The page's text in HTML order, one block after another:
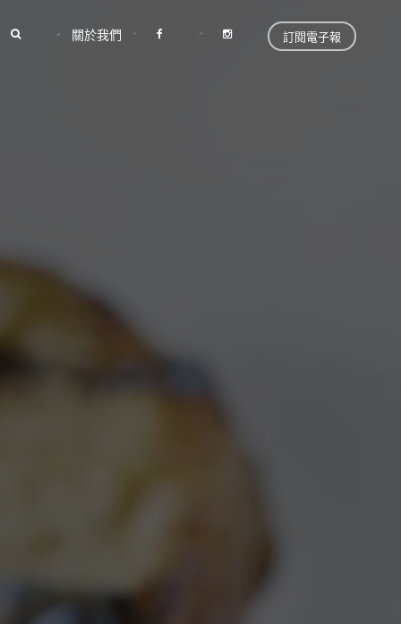
訂閱電子報
關於我們